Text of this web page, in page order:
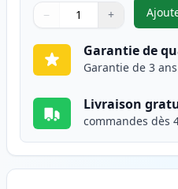
Quantité
Utilisez les boutons pour
− +
Quantité
Garantie de
Garantie de 3
Livraison
commandes dès